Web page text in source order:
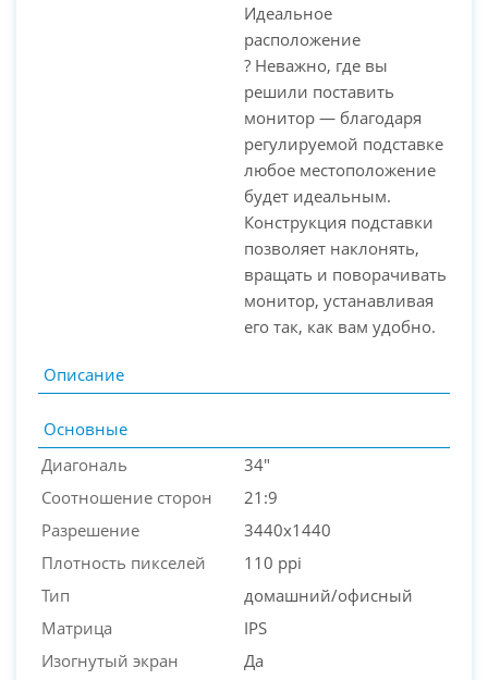
Идеальное
расположение
? Неважно, где вы
решили поставить
монитор — благодаря
регулируемой подставке
любое местоположение
будет идеальным.
Конструкция подставки
позволяет наклонять,
вращать и поворачивать
монитор, устанавливая
его так, как вам удобно.
Описание
Основные
Диагональ
34"
Соотношение сторон
21:9
Разрешение
3440x1440
Плотность пикселей
110 ppi
Тип
домашний/офисный
Матрица
IPS
Изогнутый экран
Да